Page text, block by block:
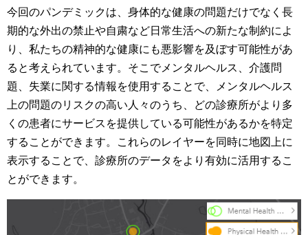
今回のパンデミックは、身体的な健康の問題だけでなく長
期的な外出の禁止や自粛など日常生活への新たな制約によ
り、私たちの精神的な健康にも悪影響を及ぼす可能性があ
ると考えられています。そこでメンタルヘルス、介護問
題、失業に関する情報を使用することで、メンタルヘルス
上の問題のリスクの高い人々のうち、どの診療所がより多
くの患者にサービスを提供している可能性があるかを特定
することができます。これらのレイヤーを同時に地図上に
表示することで、診療所のデータをより有効に活用するこ
とができます。